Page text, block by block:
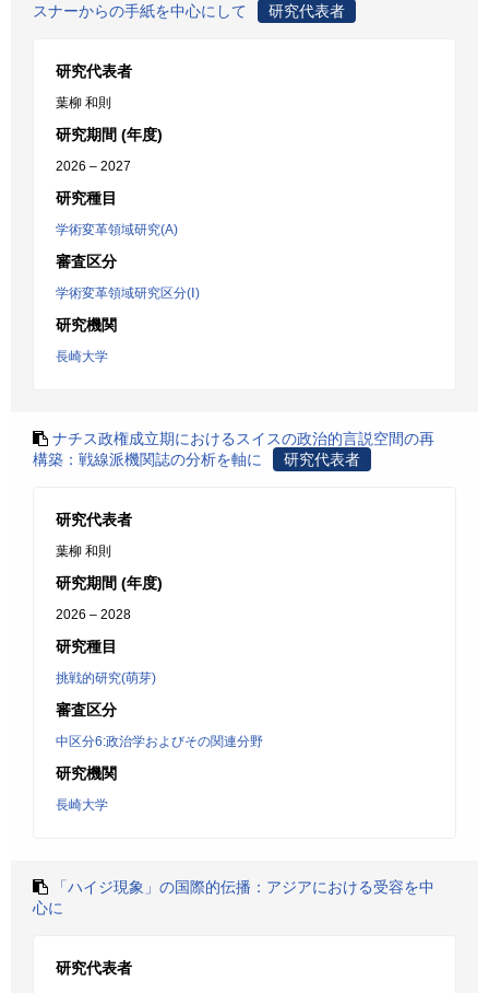
スナーからの手紙を中心にして
研究代表者
研究代表者
葉柳 和則
研究期間 (年度)
2026 – 2027
研究種目
学術変革領域研究(A)
審査区分
学術変革領域研究区分(Ⅰ)
研究機関
長崎大学
ナチス政権成立期におけるスイスの政治的言説空間の再
構築：戦線派機関誌の分析を軸に
研究代表者
研究代表者
葉柳 和則
研究期間 (年度)
2026 – 2028
研究種目
挑戦的研究(萌芽)
審査区分
中区分6:政治学およびその関連分野
研究機関
長崎大学
「ハイジ現象」の国際的伝播：アジアにおける受容を中
心に
研究代表者